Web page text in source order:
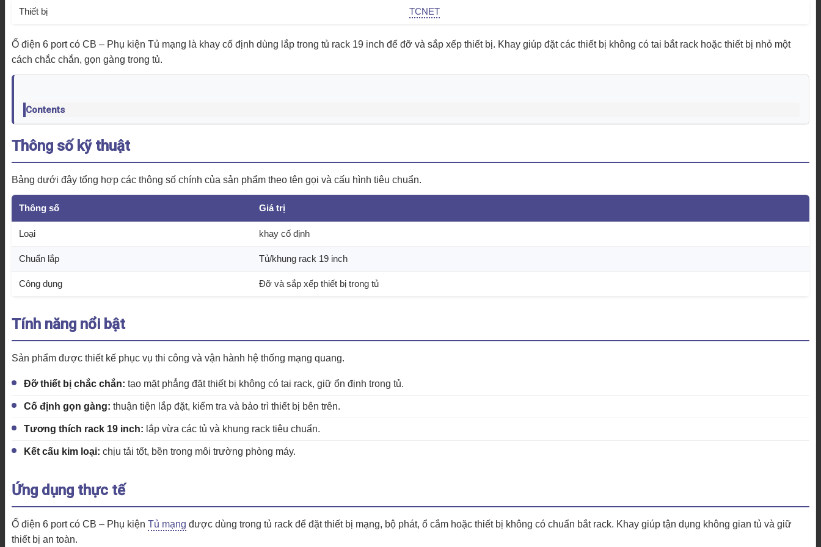
Thiết bị TCNET
Ổ điện 6 port có CB – Phụ kiện Tủ mạng là khay cố định dùng lắp trong tủ rack 19 inch để đỡ và sắp xếp thiết bị. Khay giúp đặt các thiết bị không có tai bắt rack hoặc thiết bị nhỏ một
cách chắc chắn, gọn gàng trong tủ.
Contents
Thông số kỹ thuật
Bảng dưới đây tổng hợp các thông số chính của sản phẩm theo tên gọi và cấu hình tiêu chuẩn.
Thông số Giá trị
Loại khay cố định
Chuẩn lắp Tủ/khung rack 19 inch
Công dụng Đỡ và sắp xếp thiết bị trong tủ
Tính năng nổi bật
Sản phẩm được thiết kế phục vụ thi công và vận hành hệ thống mạng quang.
Đỡ thiết bị chắc chắn: tạo mặt phẳng đặt thiết bị không có tai rack, giữ ổn định trong tủ.
Cố định gọn gàng: thuận tiện lắp đặt, kiểm tra và bảo trì thiết bị bên trên.
Tương thích rack 19 inch: lắp vừa các tủ và khung rack tiêu chuẩn.
Kết cấu kim loại: chịu tải tốt, bền trong môi trường phòng máy.
Ứng dụng thực tế
Ổ điện 6 port có CB – Phụ kiện Tủ mạng được dùng trong tủ rack để đặt thiết bị mạng, bộ phát, ổ cắm hoặc thiết bị không có chuẩn bắt rack. Khay giúp tận dụng không gian tủ và giữ
thiết bị an toàn.